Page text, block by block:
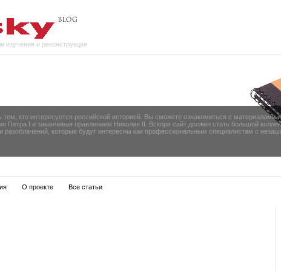
изучения и реконструкция
тем, кто интересуется российской историей. Вы сможете ознакомиться с материалами
Петра I и заканчивая правлением Николая II. Вскоре сайт должен стать большой
разоблачений, которые будут интересны как профессиональным специалистам с
О проекте Все статьи